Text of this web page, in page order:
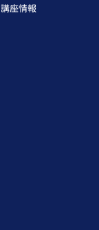
講座情報